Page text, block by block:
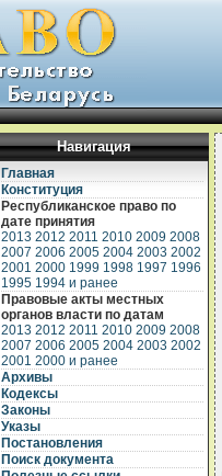
Навигация
Главная
Конституция
Республиканское право по
дате принятия
2013 2012 2011 2010 2009 2008
2007 2006 2005 2004 2003 2002
2001 2000 1999 1998 1997 1996
1995 1994 и ранее
Правовые акты местных
органов власти по датам
2013 2012 2011 2010 2009 2008
2007 2006 2005 2004 2003 2002
2001 2000 и ранее
Архивы
Кодексы
Законы
Указы
Постановления
Поиск документа